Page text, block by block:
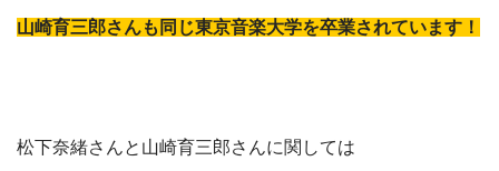
山崎育三郎さんも同じ東京音楽大学を卒業されています！
松下奈緒さんと山崎育三郎さんに関しては